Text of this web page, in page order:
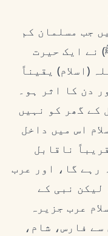
جب مسلمان کم
نے ایک حیرت
(اسلام) یقیناً
دن کا اثر ہو۔
کے گھر کو نہیں
اس میں داخل
ناقابل
رہے گا، اور عرب
لیکن نبی کے
عرب جزیرہ
فارس، شام،